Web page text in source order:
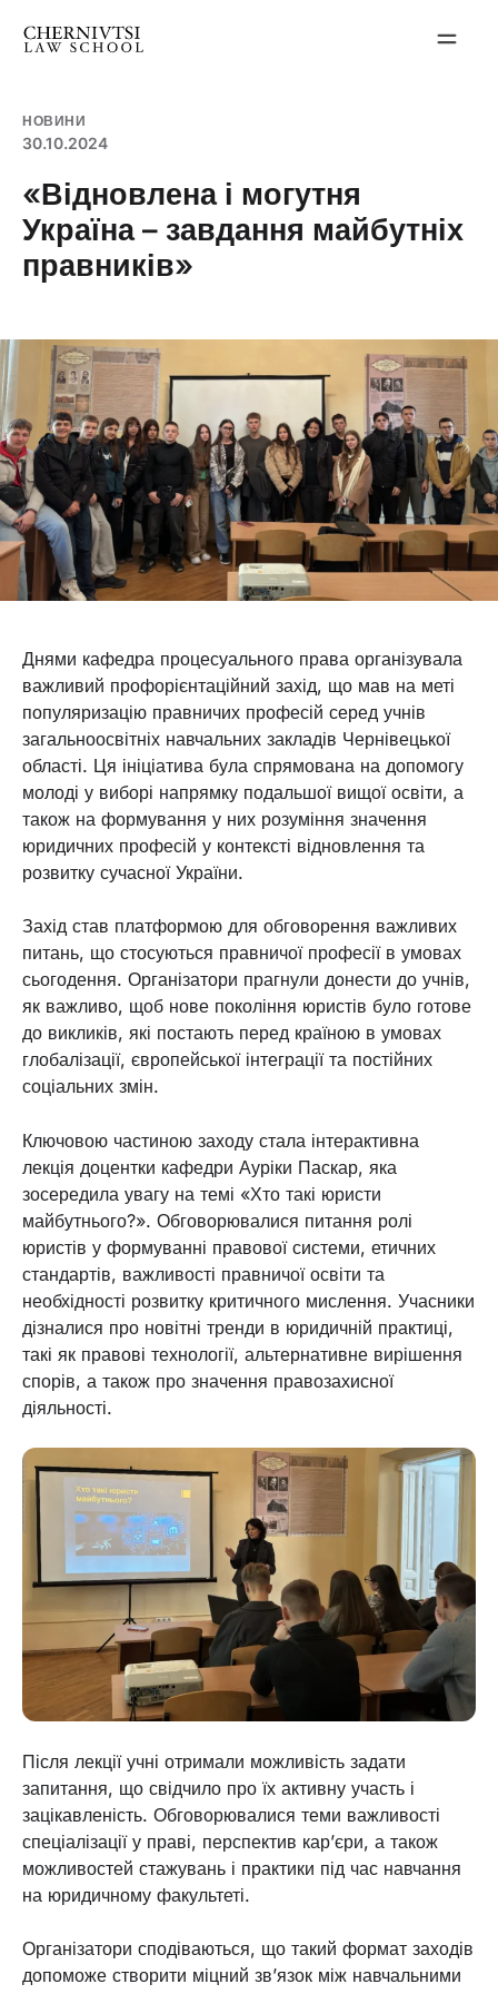
НОВИНИ
30.10.2024
«Відновлена і могутня
Україна – завдання майбутніх
правників»
Днями кафедра процесуального права організувала
важливий профорієнтаційний захід, що мав на меті
популяризацію правничих професій серед учнів
загальноосвітніх навчальних закладів Чернівецької
області. Ця ініціатива була спрямована на допомогу
молоді у виборі напрямку подальшої вищої освіти, а
також на формування у них розуміння значення
юридичних професій у контексті відновлення та
розвитку сучасної України.
Захід став платформою для обговорення важливих
питань, що стосуються правничої професії в умовах
сьогодення. Організатори прагнули донести до учнів,
як важливо, щоб нове покоління юристів було готове
до викликів, які постають перед країною в умовах
глобалізації, європейської інтеграції та постійних
соціальних змін.
Ключовою частиною заходу стала інтерактивна
лекція доцентки кафедри Ауріки Паскар, яка
зосередила увагу на темі «Хто такі юристи
майбутнього?». Обговорювалися питання ролі
юристів у формуванні правової системи, етичних
стандартів, важливості правничої освіти та
необхідності розвитку критичного мислення. Учасники
дізналися про новітні тренди в юридичній практиці,
такі як правові технології, альтернативне вирішення
спорів, а також про значення правозахисної
діяльності.
Після лекції учні отримали можливість задати
запитання, що свідчило про їх активну участь і
зацікавленість. Обговорювалися теми важливості
спеціалізації у праві, перспектив кар’єри, а також
можливостей стажувань і практики під час навчання
на юридичному факультеті.
Організатори сподіваються, що такий формат заходів
допоможе створити міцний зв’язок між навчальними